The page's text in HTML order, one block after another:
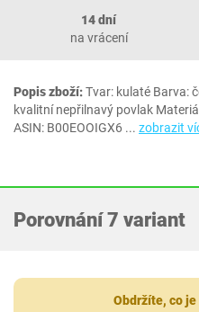
14 dní
na vrácení
Popis zboží:Tvar: kulaté Barva:
kvalitní nepřilnavý povlak
ASIN: B00EOOIGX6 ... zobrazit
Porovnání 7 variant
Obdržíte, co